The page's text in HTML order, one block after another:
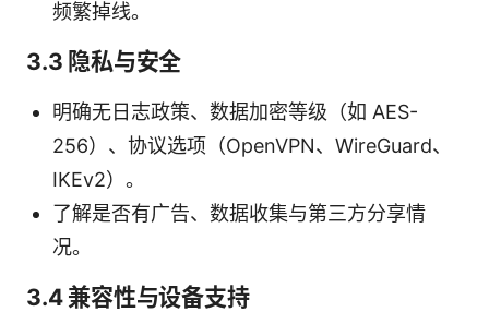
频繁掉线。
3.3 隐私与安全
明确无日志政策、数据加密等级（如 AES-
256）、协议选项（OpenVPN、WireGuard、
IKEv2）。
了解是否有广告、数据收集与第三方分享情
况。
3.4 兼容性与设备支持